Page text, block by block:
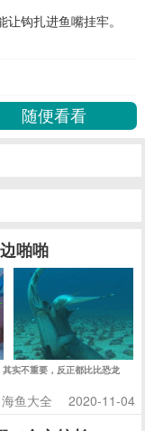
钩扎进鱼嘴挂牢。
啪啪
实不重要，反正都比比恐龙
海鱼大全 2020-11-04